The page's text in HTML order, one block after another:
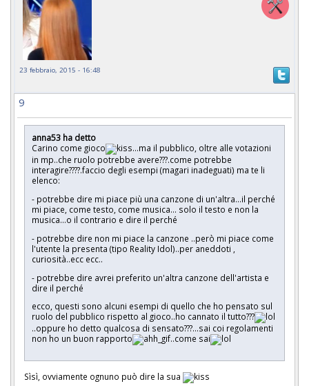
23 febbraio, 2015 - 16:48
9
anna53 ha detto
Carino come gioco
...ma il pubblico, oltre alle votazioni
in mp..che ruolo potrebbe avere???.come potrebbe
interagire????.faccio degli esempi (magari inadeguati) ma te li
elenco:
- potrebbe dire mi piace più una canzone di un'altra...il perché
mi piace, come testo, come musica... solo il testo e non la
musica...o il contrario e dire il perché
- potrebbe dire non mi piace la canzone ..però mi piace come
l'utente la presenta (tipo Reality Idol)..per aneddoti ,
curiosità..ecc ecc..
- potrebbe dire avrei preferito un'altra canzone dell'artista e
dire il perché
ecco, questi sono alcuni esempi di quello che ho pensato sul
ruolo del pubblico rispetto al gioco..ho cannato il tutto???
..oppure ho detto qualcosa di sensato???...sai coi regolamenti
non ho un buon rapporto
..come sai
Sìsì, ovviamente ognuno può dire la sua